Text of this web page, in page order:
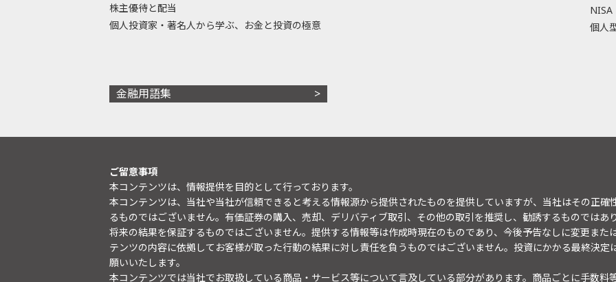
株主優待と配当
個人投資家・著名人から学ぶ、お金と投資の極意
NISA
個人
金融用語集
ご留意事項
本コンテンツは、情報提供を目的として行っております。
本コンテンツは、当社や当社が信頼できると考える情報源から提供されたものを提供していますが、当社はその正
るものではございません。有価証券の購入、売却、デリバティブ取引、その他の取引を推奨し、勧誘するものでは
将来の結果を保証するものではございません。提供する情報等は作成時現在のものであり、今後予告なしに変更また
テンツの内容に依拠してお客様が取った行動の結果に対し責任を負うものではございません。投資にかかる最終決
願いいたします。
本コンテンツでは当社でお取扱している商品・サービス等について言及している部分があります。商品ごとに手数料